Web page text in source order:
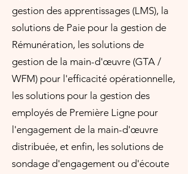
gestion des apprentissages (LMS), la
solutions de Paie pour la gestion de
Rémunération, les solutions de
gestion de la main-d'œuvre (GTA /
WFM) pour l'efficacité opérationnelle,
les solutions pour la gestion des
employés de Première Ligne pour
l'engagement de la main-d'œuvre
distribuée, et enfin, les solutions de
sondage d'engagement ou d'écoute